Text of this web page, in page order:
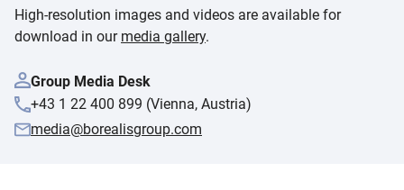
High-resolution images and videos are available for
download in our media gallery.
Group Media Desk
+43 1 22 400 899 (Vienna, Austria)
media@borealisgroup.com